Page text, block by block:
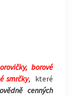
borové
smrčky, které
cenných